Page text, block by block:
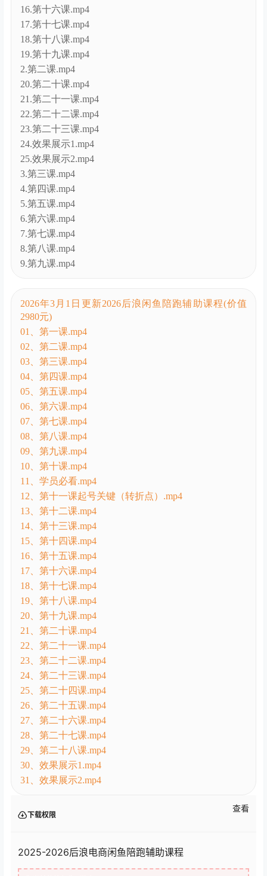
15.第十五课.mp4
16.第十六课.mp4
17.第十七课.mp4
18.第十八课.mp4
19.第十九课.mp4
2.第二课.mp4
20.第二十课.mp4
21.第二十一课.mp4
22.第二十二课.mp4
23.第二十三课.mp4
24.效果展示1.mp4
25.效果展示2.mp4
3.第三课.mp4
4.第四课.mp4
5.第五课.mp4
6.第六课.mp4
7.第七课.mp4
8.第八课.mp4
2026年3月1日更新2026后浪闲鱼陪跑辅助课程(价值
2980元)
01、第一课.mp4
02、第二课.mp4
03、第三课.mp4
04、第四课.mp4
05、第五课.mp4
06、第六课.mp4
07、第七课.mp4
08、第八课.mp4
09、第九课.mp4
10、第十课.mp4
11、学员必看.mp4
12、第十一课起号关键（转折点）.mp4
13、第十二课.mp4
14、第十三课.mp4
15、第十四课.mp4
16、第十五课.mp4
17、第十六课.mp4
18、第十七课.mp4
19、第十八课.mp4
20、第十九课.mp4
21、第二十课.mp4
22、第二十一课.mp4
23、第二十二课.mp4
24、第二十三课.mp4
25、第二十四课.mp4
26、第二十五课.mp4
27、第二十六课.mp4
28、第二十七课.mp4
29、第二十八课.mp4
30、效果展示1.mp4
2025-2026后浪电商闲鱼陪跑辅助课程